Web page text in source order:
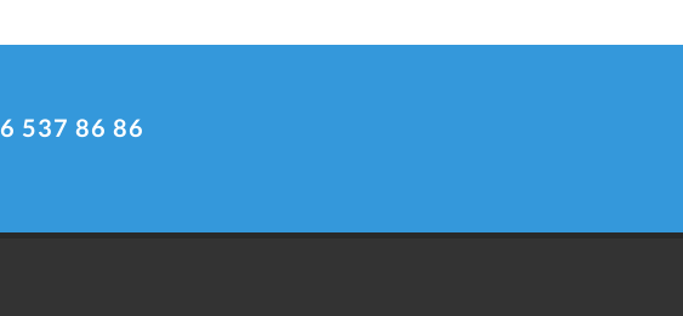
537 86 86